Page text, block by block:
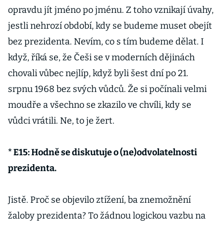
opravdu jít jméno po jménu. Z toho vznikají úvahy,
jestli nehrozí období, kdy se budeme muset obejít
bez prezidenta. Nevím, co s tím budeme dělat. I
když, říká se, že Češi se v moderních dějinách
chovali vůbec nejlíp, když byli šest dní po 21.
srpnu 1968 bez svých vůdců. Že si počínali velmi
moudře a všechno se zkazilo ve chvíli, kdy se
vůdci vrátili. Ne, to je žert.
* E15: Hodně se diskutuje o (ne)odvolatelnosti
prezidenta.
Jistě. Proč se objevilo ztížení, ba znemožnění
žaloby prezidenta? To žádnou logickou vazbu na